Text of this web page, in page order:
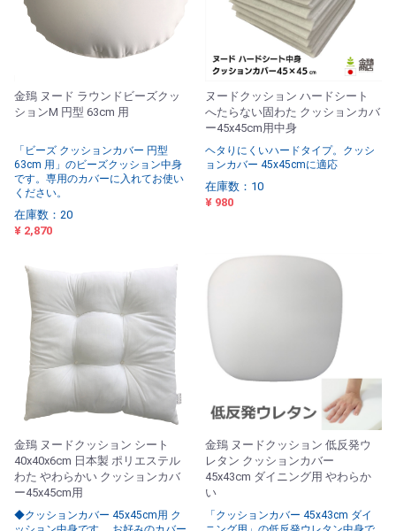
金鵄 ヌード ラウンドビーズクッ
ションM 円型 63cm 用
「ビーズ クッションカバー 円型
63cm 用」のビーズクッション中身
です。専用のカバーに入れてお使い
ください。
在庫数：20
¥ 2,870
ヌードクッション ハードシート
へたらない固わた クッションカバ
ー45x45cm用中身
ヘタりにくいハードタイプ。クッシ
ョンカバー 45x45cmに適応
在庫数：10
¥ 980
金鵄 ヌードクッション シート
40x40x6cm 日本製 ポリエステル
わた やわらかい クッションカバ
ー45x45cm用
◆クッションカバー 45x45cm用 ク
金鵄 ヌードクッション 低反発ウ
レタン クッションカバー
45x43cm ダイニング用 やわらか
い
「クッションカバー 45x43cm ダイ